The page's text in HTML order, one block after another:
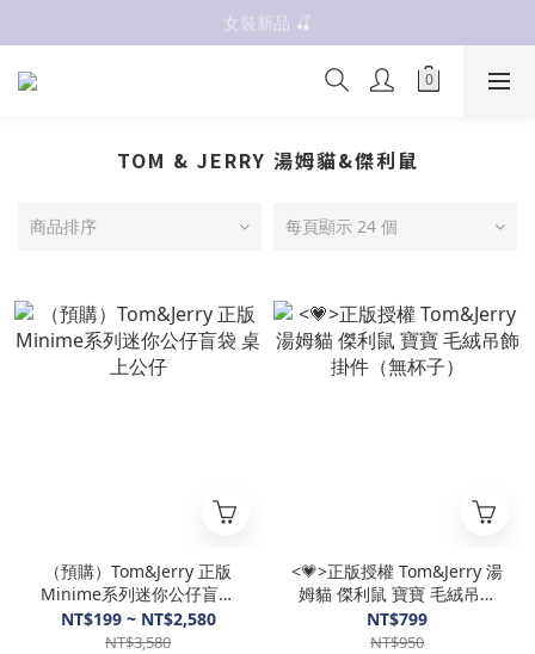
抗UV 50+防曬外套 $299🧊🧊
女裝新品 🍒
✨OWALA多款任選✨  點我看全部
TOM & JERRY 湯姆貓&傑利鼠
商品排序 每頁顯示 24 個
（預購）Tom&Jerry 正版
Minime系列迷你公仔盲袋
桌上公仔
NT$199 ~ NT$2,580
NT$3,580
<💗>正版授權 Tom&Jerry 湯
姆貓 傑利鼠 寶寶 毛絨吊飾
掛件（無杯子）
NT$799
NT$950